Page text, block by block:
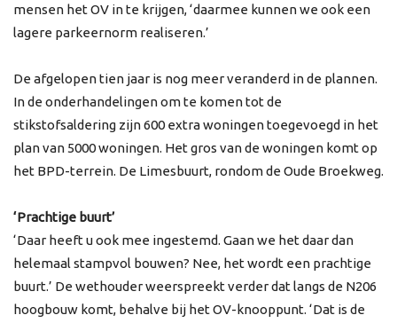
mensen het OV in te krijgen, ‘daarmee kunnen we ook een
lagere parkeernorm realiseren.’
De afgelopen tien jaar is nog meer veranderd in de plannen.
In de onderhandelingen om te komen tot de
stikstofsaldering zijn 600 extra woningen toegevoegd in het
plan van 5000 woningen. Het gros van de woningen komt op
het BPD-terrein. De Limesbuurt, rondom de Oude Broekweg.
‘Prachtige buurt’
‘Daar heeft u ook mee ingestemd. Gaan we het daar dan
helemaal stampvol bouwen? Nee, het wordt een prachtige
buurt.’ De wethouder weerspreekt verder dat langs de N206
hoogbouw komt, behalve bij het OV-knooppunt. ‘Dat is de